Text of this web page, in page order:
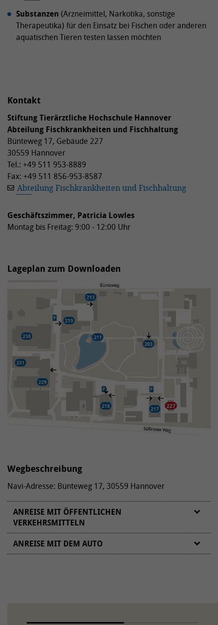
Substanzen (Arzneimittel, Narkotika, sonstige
Therapeutika) für den Einsatz bei Fischen oder anderen
aquatischen Tieren testen lassen möchten
Kontakt
Stiftung Tierärztliche Hochschule Hannover
Abteilung Fischkrankheiten und Fischhaltung
Bünteweg 17, Gebäude 227
30559 Hannover
Tel.: +49 511 953-8889
Fax: +49 511 856-953-8587
Abteilung Fischkrankheiten und Fischhaltung
Geschäftszimmer, Patricia Lowles
Montag bis Freitag: 9:00 - 12:00 Uhr
Lageplan zum Downloaden
Wegbeschreibung
Navi-Adresse: Bünteweg 17, 30559 Hannover
ANREISE MIT ÖFFENTLICHEN
VERKEHRSMITTELN
ANREISE MIT DEM AUTO